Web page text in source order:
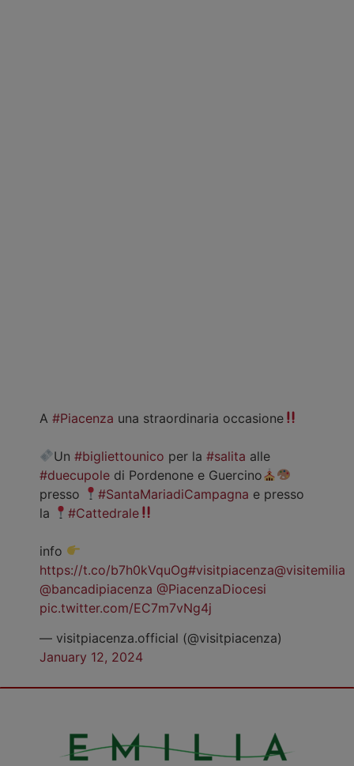
A #Piacenza una straordinaria occasione
Un#bigliettounico per la#salita alle
#duecupole di Pordenone e Guercino
presso
#SantaMariadiCampagna e presso
la
#Cattedrale
info
https://t.co/b7h0kVquOg#visitpiacenza@visitemilia
@bancadipiacenza @PiacenzaDiocesi
pic.twitter.com/EC7m7vNg4j
— visitpiacenza.official (@visitpiacenza)
January 12, 2024